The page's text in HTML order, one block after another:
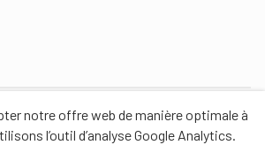
notre offre web de manière optimale à
l’outil d’analyse Google Analytics.